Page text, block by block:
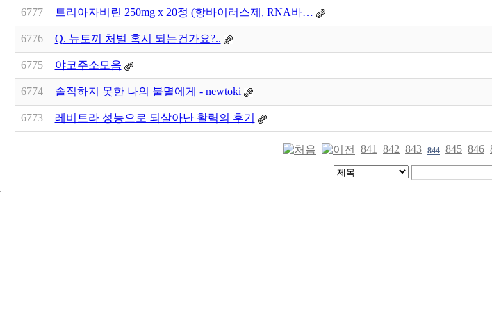
6777 트리아자비린 250mg x 20정 (항바이러스제, RNA바…
6776 Q. 뉴토끼 처벌 혹시 되는건가요?..
6775 야코주소모음
6774 솔직하지 못한 나의 불멸에게 - newtoki
6773 레비트라 성능으로 되살아난 활력의 후기
841 842 843 844 845 846